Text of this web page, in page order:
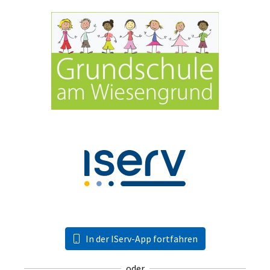
In der IServ-App fortfahren